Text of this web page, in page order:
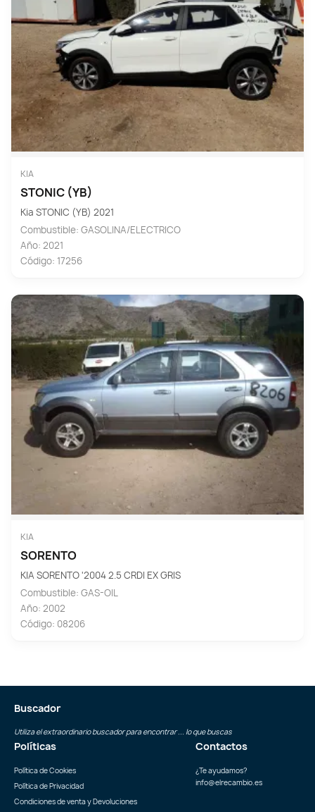
KIA
STONIC (YB)
Kia STONIC (YB) 2021
Combustible: GASOLINA/ELECTRICO
Año: 2021
Código: 17256
KIA
SORENTO
KIA SORENTO '2004 2.5 CRDI EX GRIS
Combustible: GAS-OIL
Año: 2002
Código: 08206
Buscador
Utiliza el extraordinario buscador para encontrar ... lo que buscas
Políticas
Política de Cookies
Política de Privacidad
Condiciones de venta y Devoluciones
Contactos
¿Te ayudamos?
info@elrecambio.es